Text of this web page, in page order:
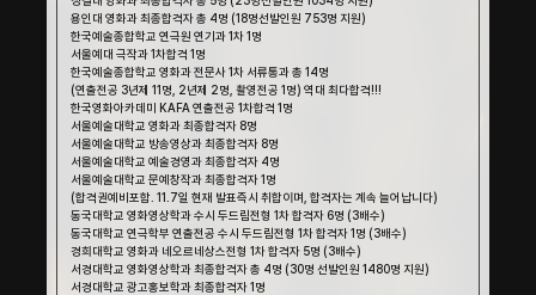
용인대 영화과 최종합격자 총 4명 (18명선발인원 753명 지원)
한국예술종합학교 연극원 연기과 1차 1명
서울예대 극작과 1차합격 1명
한국예술종합학교 영화과 전문사 1차 서류통과 총 14명
(연출전공 3년제 11명, 2년제 2명, 촬영전공 1명) 역대 최다합격!!!
한국영화아카데미 KAFA 연출전공 1차합격 1명
서울예술대학교 영화과 최종합격자 8명
서울예술대학교 방송영상과 최종합격자 8명
서울예술대학교 예술경영과 최종합격자 4명
서울예술대학교 문예창작과 최종합격자 1명
(합격권예비포함. 11.7일 현재 발표즉시 취합이며, 합격자는 계속 늘어납니다)
동국대학교 영화영상학과 수시 두드림전형 1차 합격자 6명 (3배수)
동국대학교 연극학부 연출전공 수시 두드림전형 1차 합격자 1명 (3배수)
경희대학교 영화과 네오르네상스전형 1차 합격자 5명 (3배수)
서경대학교 영화영상학과 최종합격자 총 4명 (30명 선발인원 1480명 지원)
서경대학교 광고홍보학과 최종합격자 1명